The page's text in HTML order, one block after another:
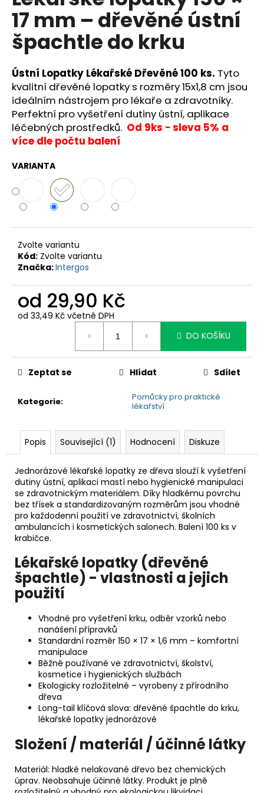
0,0
5
hvězdiček.
17 mm – dřevěné ústní
špachtle do krku
Ústní Lopatky Lékařské Dřevěné 100 ks. Tyto
kvalitní dřevěné lopatky s rozměry 15x1,8 cm jsou
ideálním nástrojem pro lékaře a zdravotníky.
Perfektní pro vyšetření dutiny ústní, aplikace
léčebných prostředků. Od 9ks - sleva 5% a
více dle počtu balení
VARIANTA
Zvolte variantu
Kód: Zvolte variantu
Značka:Intergos
od 29,90 Kč
od 33,49 Kč včetně DPH
DO KOŠÍKU
Kategorie:
Pomůcky pro praktické
lékařství
Zeptat se Hlídat Sdílet
Popis Související (1) Hodnocení Diskuze
Jednorázové lékařské lopatky ze dřeva slouží k vyšetření
dutiny ústní, aplikaci mastí nebo hygienické manipulaci
se zdravotnickým materiálem. Díky hladkému povrchu
bez třísek a standardizovaným rozměrům jsou vhodné
pro každodenní použití ve zdravotnictví, školních
ambulancích i kosmetických salonech. Balení 100 ks v
krabičce.
Lékařské lopatky (dřevěné
špachtle) - vlastnosti a jejich
použití
Vhodné pro vyšetření krku, odběr vzorků nebo
nanášení přípravků
Standardní rozměr 150 × 17 × 1,6 mm – komfortní
manipulace
Běžně používané ve zdravotnictví, školství,
kosmetice i hygienických službách
Ekologicky rozložitelné – vyrobeny z přírodního
dřeva
Long-tail klíčová slova: dřevěné špachtle do krku,
lékařské lopatky jednorázové
Složení / materiál / účinné látky
Materiál: hladké nelakované dřevo bez chemických
úprav. Neobsahuje účinné látky. Produkt je plně
a
j
í
?
HLEDAT
D
o
u
č
e
m